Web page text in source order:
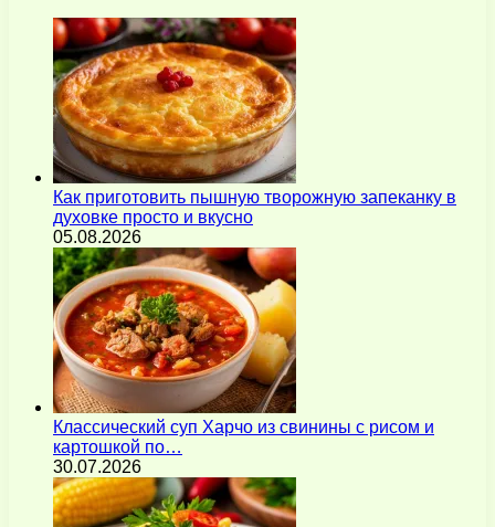
Как приготовить пышную творожную запеканку в
духовке просто и вкусно
05.08.2026
Классический суп Харчо из свинины с рисом и
картошкой по…
30.07.2026